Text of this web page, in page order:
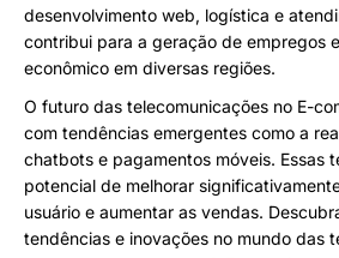
desenvolvimento web, logística e
contribui para a geração de empregos
econômico em diversas regiões.
O futuro das telecomunicações no E-
com tendências emergentes como a
chatbots e pagamentos móveis. Essas
potencial de melhorar
usuário e aumentar as vendas.
tendências e inovações no mundo das